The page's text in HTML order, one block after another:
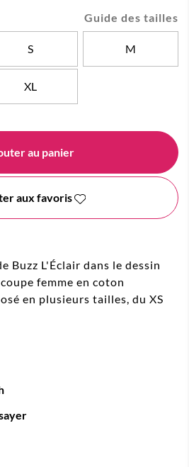
Guide des tailles
S M
XL
au panier
aux favoris
Buzz L'Éclair dans le dessin
femme en coton
en plusieurs tailles, du XS